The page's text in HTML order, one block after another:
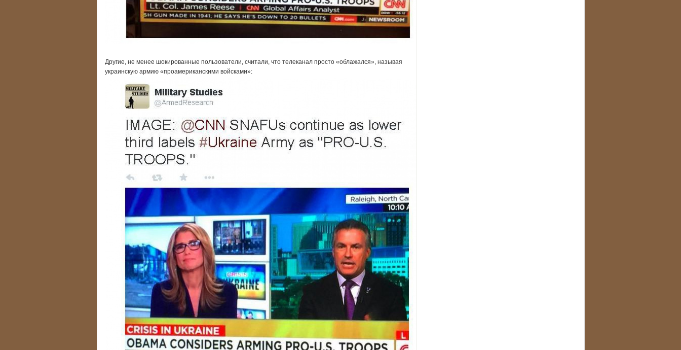
Другие, не менее шокированные пользователи, считали, что телеканал просто «облажался», называя
украинскую армию «проамериканскими войсками»: